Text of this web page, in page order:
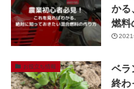
かる
燃料
2021
お役立ち情報
ベラ
終わ